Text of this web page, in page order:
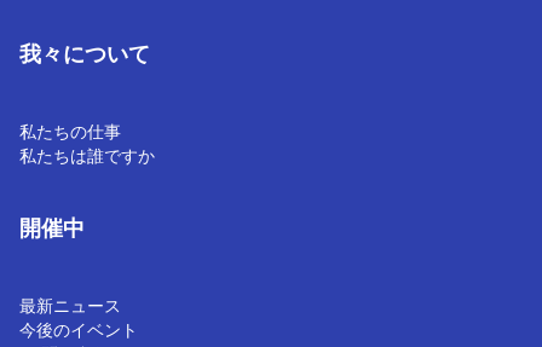
我々について
私たちの仕事
私たちは誰ですか
開催中
最新ニュース
今後のイベント